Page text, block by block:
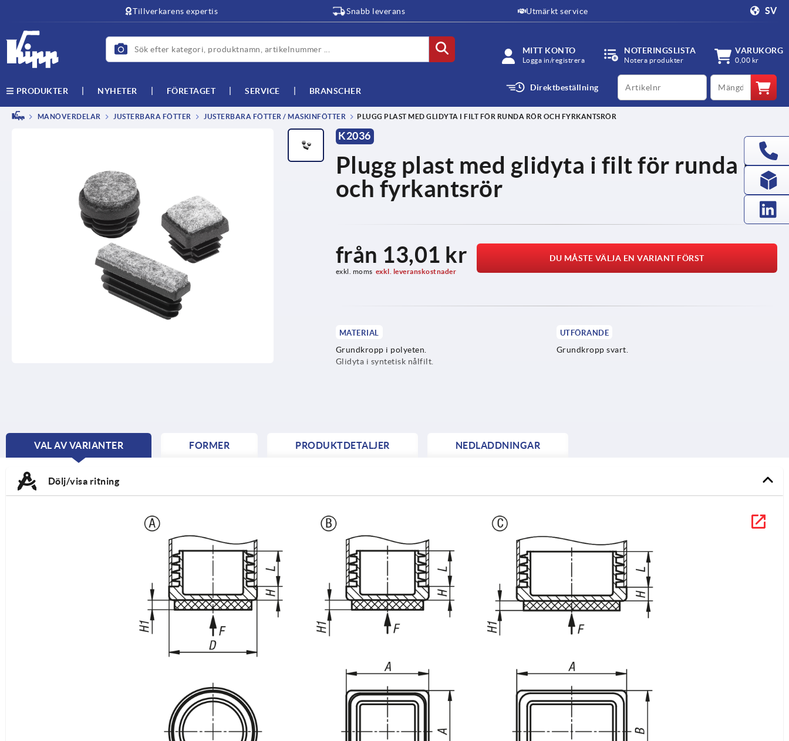
Tillverkarens expertis Snabb leverans Utmärkt service SV
MITT KONTO
Logga in/registrera
NOTERINGSLISTA
Notera produkter
VARUKORG
0,00 kr
PRODUKTER NYHETER FÖRETAGET SERVICE BRANSCHER Direktbeställning
productCode qty
MANÖVERDELAR JUSTERBARA FÖTTER JUSTERBARA FÖTTER / MASKINFÖTTER PLUGG PLAST MED GLIDYTA I FILT FÖR RUNDA RÖR OCH FYRKANTSRÖR
K2036
Plugg plast med glidyta i filt för runda rör
och fyrkantsrör
från 13,01 kr
exkl. moms exkl. leveranskostnader
DU MÅSTE VÄLJA EN VARIANT FÖRST
MATERIAL
Grundkropp i polyeten.
Glidyta i syntetisk nålfilt.
UTFÖRANDE
Grundkropp svart.
VAL AV VARIANTER
CURRENT
FORMER PRODUKTDETALJER NEDLADDNINGAR
Dölj/visa ritning